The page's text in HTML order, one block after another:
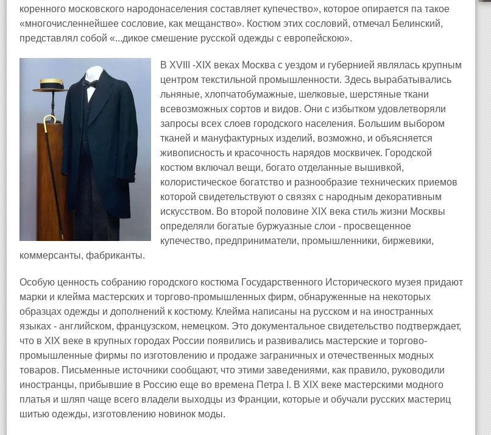
коренного московского народонаселения составляет купечество», которое опирается па такое
«многочисленнейшее сословие, как мещанство». Костюм этих сословий, отмечал Белинский,
представлял собой «...дикое смешение русской одежды с европейскою».
В XVIII -XIX веках Москва с уездом и губернией являлась крупным
центром текстильной промышленности. Здесь вырабатывались
льняные, хлопчатобумажные, шелковые, шерстяные ткани
всевозможных сортов и видов. Они с избытком удовлетворяли
запросы всех слоев городского населения. Большим выбором
тканей и мануфактурных изделий, возможно, и объясняется
живописность и красочность нарядов москвичек. Городской
костюм включал вещи, богато отделанные вышивкой,
колористическое богатство и разнообразие технических приемов
которой свидетельствуют о связях с народным декоративным
искусством. Во второй половине XIX века стиль жизни Москвы
определяли богатые буржуазные слои - просвещенное
купечество, предприниматели, промышленники, биржевики,
коммерсанты, фабриканты.
Особую ценность собранию городского костюма Государственного Исторического музея придают
марки и клейма мастерских и торгово-промышленных фирм, обнаруженные на некоторых
образцах одежды и дополнений к костюму. Клейма написаны на русском и на иностранных
языках - английском, французском, немецком. Это документальное свидетельство подтверждает,
что в XIX веке в крупных городах России появились и развивались мастерские и торгово-
промышленные фирмы по изготовлению и продаже заграничных и отечественных модных
товаров. Письменные источники сообщают, что этими заведениями, как правило, руководили
иностранцы, прибывшие в Россию еще во времена Петра I. В XIX веке мастерскими модного
платья и шляп чаще всего владели выходцы из Франции, которые и обучали русских мастериц
шитью одежды, изготовлению новинок моды.